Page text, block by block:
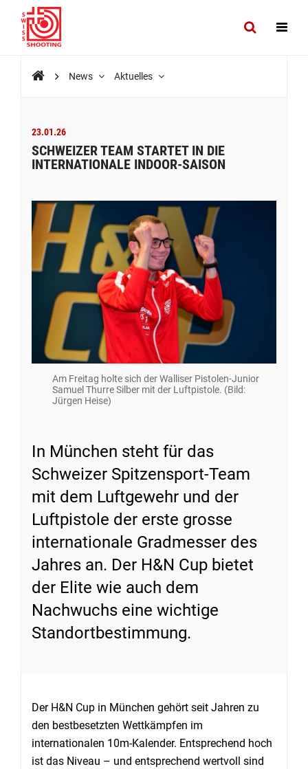
News Aktuelles
23.01.26
SCHWEIZER TEAM STARTET IN DIE
INTERNATIONALE INDOOR-SAISON
Am Freitag holte sich der Walliser Pistolen-Junior
Samuel Thurre Silber mit der Luftpistole. (Bild:
Jürgen Heise)
In München steht für das
Schweizer Spitzensport-Team
mit dem Luftgewehr und der
Luftpistole der erste grosse
internationale Gradmesser des
Jahres an. Der H&N Cup bietet
der Elite wie auch dem
Nachwuchs eine wichtige
Standortbestimmung.
Der H&N Cup in München gehört seit Jahren zu
den bestbesetzten Wettkämpfen im
internationalen 10m-Kalender. Entsprechend hoch
ist das Niveau – und entsprechend wertvoll sind